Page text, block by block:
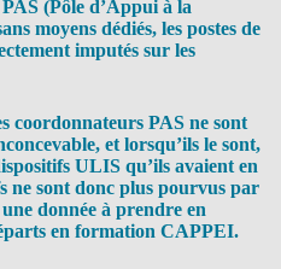
(Pôle d’Appui à la
moyens dédiés, les postes de
imputés sur les
coordonnateurs PAS ne sont
et lorsqu’ils le sont,
ULIS qu’ils avaient en
ne sont donc plus pourvus par
donnée à prendre en
en formation CAPPEI.